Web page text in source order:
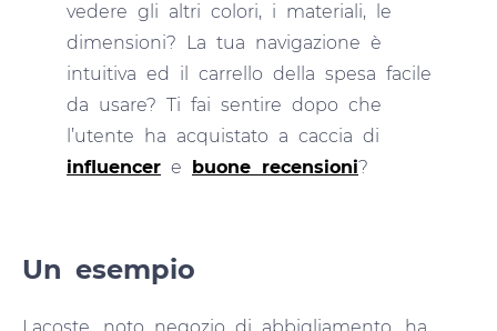
vedere gli altri colori, i materiali, le
dimensioni? La tua navigazione è
intuitiva ed il carrello della spesa facile
da usare? Ti fai sentire dopo che
l’utente ha acquistato a caccia di
influencer e buone recensioni?
Un esempio